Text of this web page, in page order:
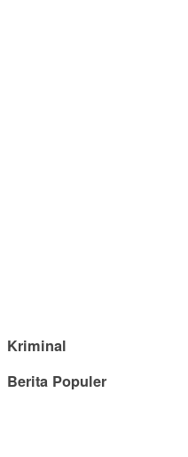
Kriminal
Berita Populer